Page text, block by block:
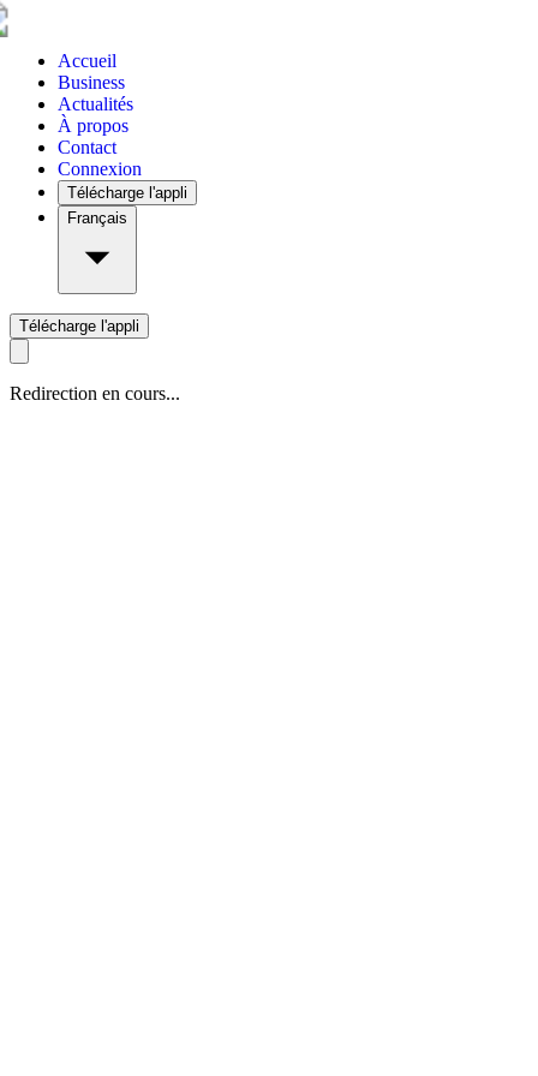
Accueil
Business
Actualités
À propos
Contact
Connexion
Télécharge l'appli
Français
Télécharge l'appli
Redirection en cours...